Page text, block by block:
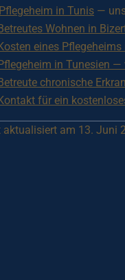
Pflegeheim in Tunis —
Wohnen in
eines Pflegeheims
in Tunesien
chronische
für ein
aktualisiert am 13. Juni